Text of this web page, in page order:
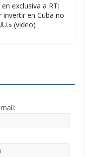
exclusiva a RT:
invertir en Cuba no
(video)